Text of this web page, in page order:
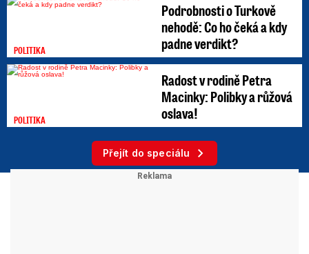
POLITIKA
Podrobnosti o Turkově
nehodě: Co ho čeká a kdy
padne verdikt?
POLITIKA
Radost v rodině Petra
Macinky: Polibky a růžová
oslava!
Přejít do speciálu